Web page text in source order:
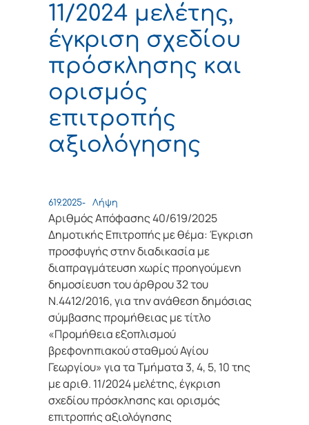
11/2024 μελέτης,
έγκριση σχεδίου
πρόσκλησης και
ορισμός
επιτροπής
αξιολόγησης
619.2025- Λήψη
Αριθμός Απόφασης 40/619/2025
Δημοτικής Επιτροπής με θέμα: Έγκριση
προσφυγής στην διαδικασία με
διαπραγμάτευση χωρίς προηγούμενη
δημοσίευση του άρθρου 32 του
Ν.4412/2016, για την ανάθεση δημόσιας
σύμβασης προμήθειας με τίτλο
«Προμήθεια εξοπλισμού
βρεφονηπιακού σταθμού Αγίου
Γεωργίου» για τα Τμήματα 3, 4, 5, 10 της
με αριθ. 11/2024 μελέτης, έγκριση
σχεδίου πρόσκλησης και ορισμός
επιτροπής αξιολόγησης